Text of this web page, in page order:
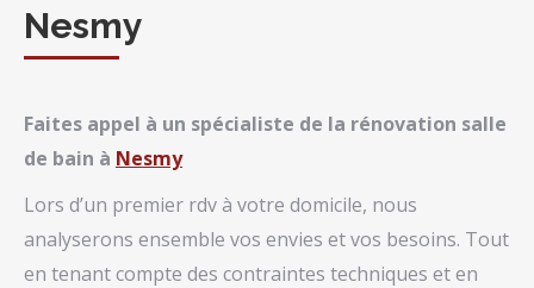
Nesmy
Faites appel à un spécialiste de la rénovation salle
de bain à Nesmy
Lors d’un premier rdv à votre domicile, nous
analyserons ensemble vos envies et vos besoins. Tout
en tenant compte des contraintes techniques et en